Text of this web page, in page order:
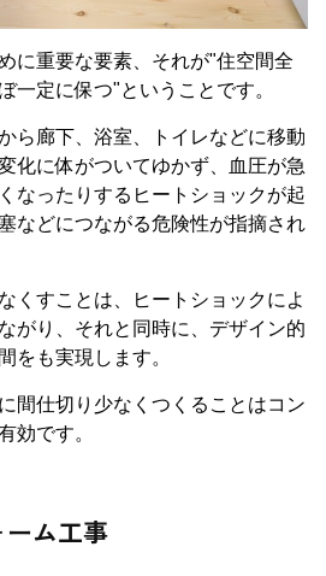
に重要な要素、それが"住空間全
一定に保つ"ということです。
ら廊下、浴室、トイレなどに移動
化に体がついてゆかず、血圧が急
なったりするヒートショックが起
などにつながる危険性が指摘され
くすことは、ヒートショックによ
がり、それと同時に、デザイン的
をも実現します。
間仕切り少なくつくることはコン
効です。
ム工事